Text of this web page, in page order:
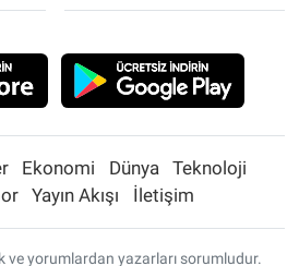
Ekonomi Dünya
Teknoloji
Yayın Akışı İletişim
ve yorumlardan yazarları sorumludur.